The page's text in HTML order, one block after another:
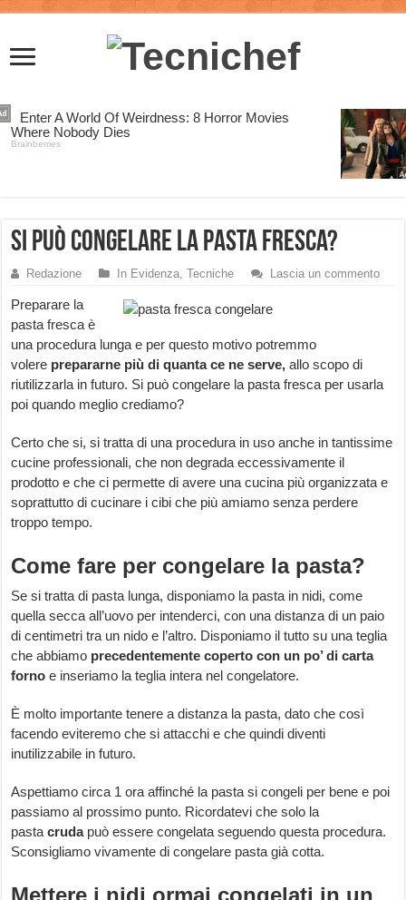
Si può congelare la pasta fresca?
Redazione In Evidenza,Tecniche Lascia un commento
Preparare la
pasta fresca è
una procedura lunga e per questo motivo potremmo
volere prepararne più di quanta ce ne serve,allo scopo di
riutilizzarla in futuro. Si può congelare la pasta fresca per usarla
poi quando meglio crediamo?
Certo che si, si tratta di una procedura in uso anche in tantissime
cucine professionali, che non degrada eccessivamente il
prodotto e che ci permette di avere una cucina più organizzata e
soprattutto di cucinare i cibi che più amiamo senza perdere
troppo tempo.
Come fare per congelare la pasta?
Se si tratta di pasta lunga, disponiamo la pasta in nidi, come
quella secca all’uovo per intenderci, con una distanza di un paio
di centimetri tra un nido e l’altro. Disponiamo il tutto su una teglia
che abbiamo precedentemente coperto con un po’ di carta
fornoe inseriamo la teglia intera nel congelatore.
È molto importante tenere a distanza la pasta, dato che così
facendo eviteremo che si attacchi e che quindi diventi
inutilizzabile in futuro.
Aspettiamo circa 1 ora affinché la pasta si congeli per bene e poi
passiamo al prossimo punto. Ricordatevi che solo la
pastacruda può essere congelata seguendo questa procedura.
Sconsigliamo vivamente di congelare pasta già cotta.